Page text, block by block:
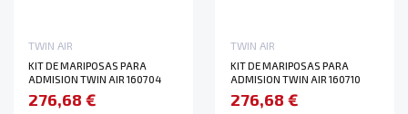
TWIN AIR
KIT DE MARIPOSAS PARA
ADMISION TWIN AIR 160704
276,68 €
TWIN AIR
KIT DE MARIPOSAS PARA
ADMISION TWIN AIR 160710
276,68 €